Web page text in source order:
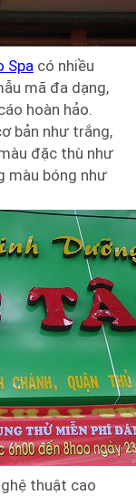
Spa có nhiều
mã đa dạng,
hoàn hảo.
bản như trắng,
đặc thù như
màu bóng như
thuật cao